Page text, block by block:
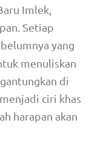
Imlek,
Setiap
yang
menuliskan
di
ciri khas
harapan akan